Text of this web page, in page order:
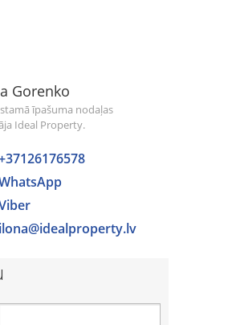
Gorenko
īpašuma nodaļas
Ideal Property.
ilona@idealproperty.lv